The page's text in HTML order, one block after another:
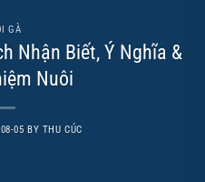
GÀ
Nhận Biết, Ý Nghĩa &
Nuôi
05 BY THU CÚC